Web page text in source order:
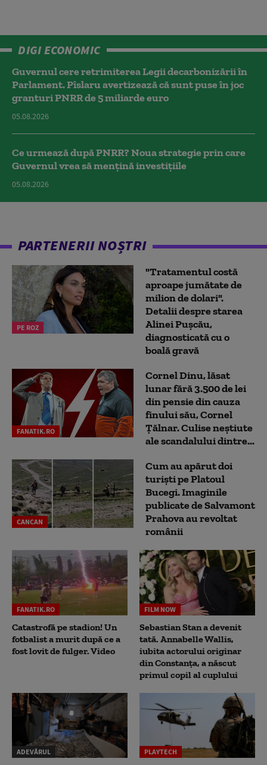
DIGI ECONOMIC
Guvernul cere retrimiterea Legii decarbonizării în
Parlament. Pîslaru avertizează că sunt puse în joc
granturi PNRR de 5 miliarde euro
05.08.2026
Ce urmează după PNRR? Noua strategie prin care
Guvernul vrea să mențină investițiile
05.08.2026
PARTENERII NOȘTRI
PE ROZ
"Tratamentul costă
aproape jumătate de
milion de dolari".
Detalii despre starea
Alinei Pușcău,
diagnosticată cu o
boală gravă
FANATIK.RO
Cornel Dinu, lăsat
lunar fără 3.500 de lei
din pensie din cauza
finului său, Cornel
Țălnar. Culise neștiute
ale scandalului dintre...
CANCAN
Cum au apărut doi
turiști pe Platoul
Bucegi. Imaginile
publicate de Salvamont
Prahova au revoltat
românii
FANATIK.RO
Catastrofă pe stadion! Un
fotbalist a murit după ce a
fost lovit de fulger. Video
FILM NOW
Sebastian Stan a devenit
tată. Annabelle Wallis,
iubita actorului originar
din Constanța, a născut
primul copil al cuplului
ADEVĂRUL PLAYTECH